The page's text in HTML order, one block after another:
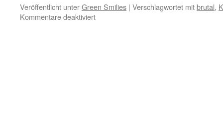
Veröffentlicht unterGreen Smilies | Verschlagwortet mitbrutal,
Kommentare deaktiviertfür